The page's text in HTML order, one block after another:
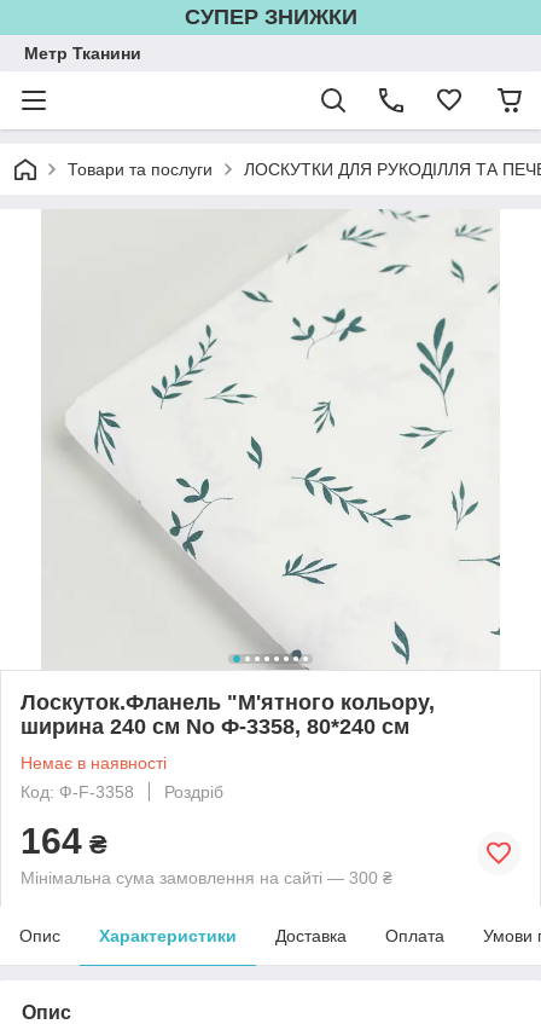
СУПЕР ЗНИЖКИ
Метр Тканини
Товари та послуги ЛОСКУТКИ ДЛЯ РУКОДІЛЛЯ ТА
Лоскуток.Фланель "М'ятного кольору,
ширина 240 см No Ф-3358, 80*240 см
Немає в наявності
Код: Ф-F-3358
Роздріб
164 ₴
Мінімальна сума замовлення на сайті — 300 ₴
Опис Характеристики Доставка Оплата Умови
Опис